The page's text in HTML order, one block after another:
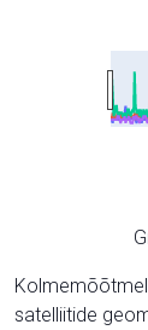
satelliitide